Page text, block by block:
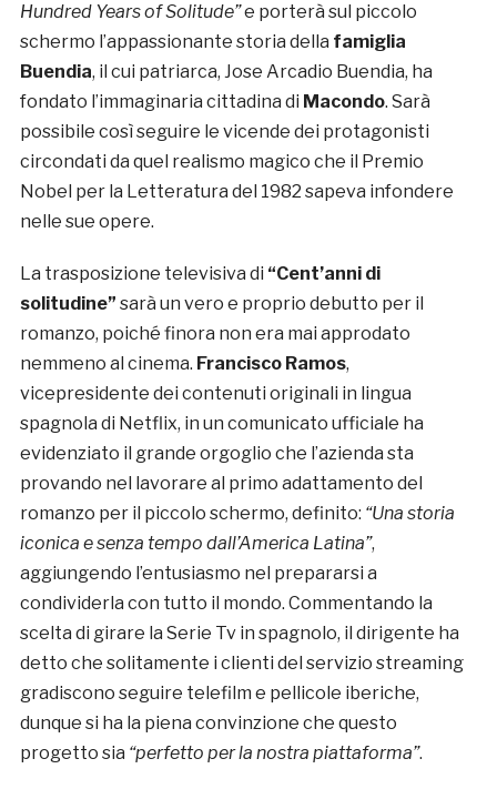
Hundred Years of Solitude”e porterà sul piccolo
schermo l’appassionante storia della famiglia
Buendia, il cui patriarca, Jose Arcadio Buendia, ha
fondato l’immaginaria cittadina di Macondo. Sarà
possibile così seguire le vicende dei protagonisti
circondati da quel realismo magico che il Premio
Nobel per la Letteratura del 1982 sapeva infondere
nelle sue opere.
La trasposizione televisiva di “Cent’anni di
solitudine” sarà un vero e proprio debutto per il
romanzo, poiché finora non era mai approdato
nemmeno al cinema. Francisco Ramos,
vicepresidente dei contenuti originali in lingua
spagnola di Netflix, in un comunicato ufficiale ha
evidenziato il grande orgoglio che l’azienda sta
provando nel lavorare al primo adattamento del
romanzo per il piccolo schermo, definito: “Una storia
iconica e senza tempo dall’America Latina”,
aggiungendo l’entusiasmo nel prepararsi a
condividerla con tutto il mondo. Commentando la
scelta di girare la Serie Tv in spagnolo, il dirigente ha
detto che solitamente i clienti del servizio streaming
gradiscono seguire telefilm e pellicole iberiche,
dunque si ha la piena convinzione che questo
progetto sia “perfetto per la nostra piattaforma”.